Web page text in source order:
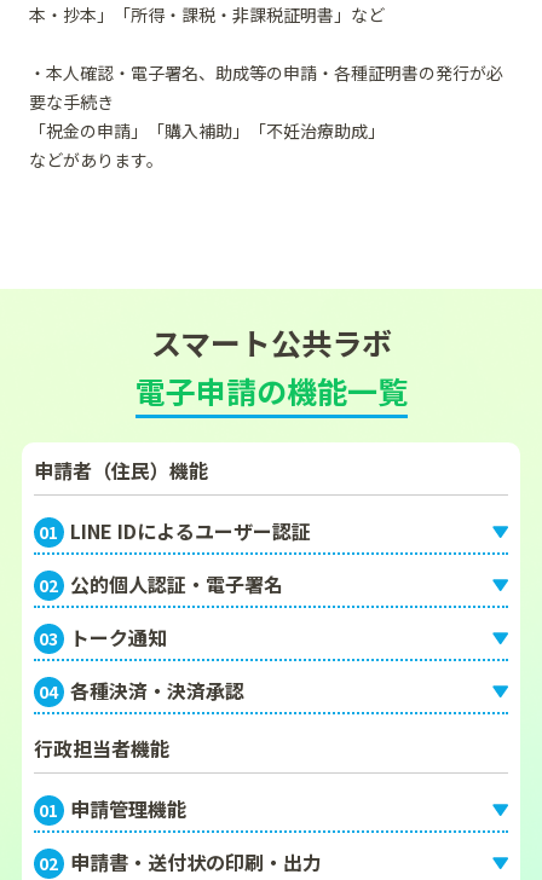
本・抄本」「所得・課税・非課税証明書」など
・本人確認・電子署名、助成等の申請・各種証明書の発行が必
要な手続き
「祝金の申請」「購入補助」「不妊治療助成」
などがあります。
スマート公共ラボ
電子申請の機能一覧
申請者（住民）機能
01 LINE IDによるユーザー認証
02 公的個人認証・電子署名
03 トーク通知
04 各種決済・決済承認
行政担当者機能
01 申請管理機能
02 申請書・送付状の印刷・出力